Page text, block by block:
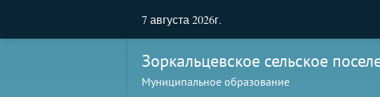
7 августа 2026г.
Зоркальцевское сельское
Муниципальное образование